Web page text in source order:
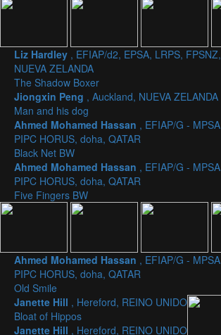
Liz Hardley , EFIAP/d2, EPSA, LRPS,
NUEVA ZELANDA
The Shadow Boxer
Jiongxin Peng , Auckland, NUEVA ZELANDA
Man and his dog
Ahmed Mohamed Hassan , EFIAP/G -
PIPC HORUS, doha, QATAR
Black Net BW
Ahmed Mohamed Hassan , EFIAP/G -
PIPC HORUS, doha, QATAR
Five Fingers BW
Ahmed Mohamed Hassan , EFIAP/G -
PIPC HORUS, doha, QATAR
Old Smile
Janette Hill , Hereford, REINO UNIDO
Bloat of Hippos
Janette Hill , Hereford, REINO UNIDO